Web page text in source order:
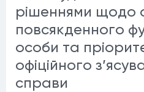
рішеннями щодо
повсякденного
особи та
офіційного
справи